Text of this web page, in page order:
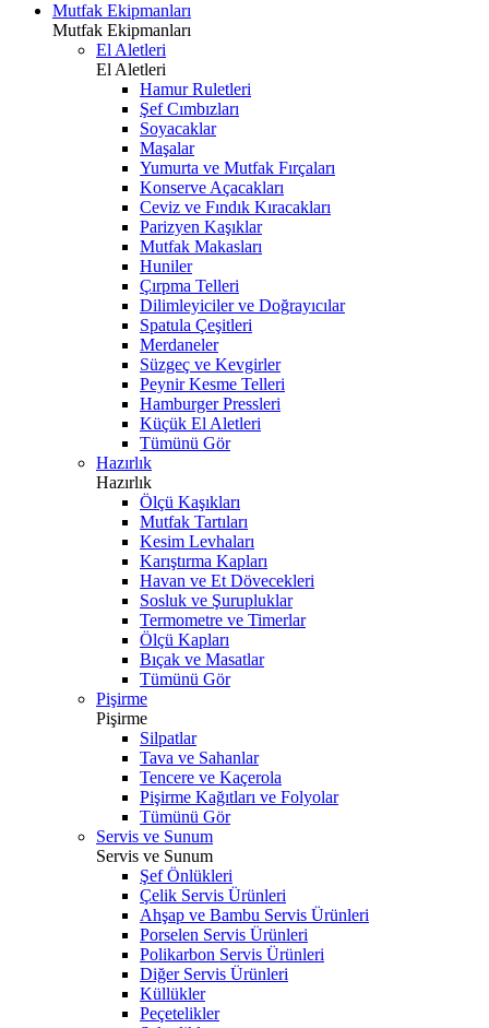
Mutfak Ekipmanları
Mutfak Ekipmanları
El Aletleri
El Aletleri
Hamur Ruletleri
Şef Cımbızları
Soyacaklar
Maşalar
Yumurta ve Mutfak Fırçaları
Konserve Açacakları
Ceviz ve Fındık Kıracakları
Parizyen Kaşıklar
Mutfak Makasları
Huniler
Çırpma Telleri
Dilimleyiciler ve Doğrayıcılar
Spatula Çeşitleri
Merdaneler
Süzgeç ve Kevgirler
Peynir Kesme Telleri
Hamburger Pressleri
Küçük El Aletleri
Tümünü Gör
Hazırlık
Hazırlık
Ölçü Kaşıkları
Mutfak Tartıları
Kesim Levhaları
Karıştırma Kapları
Havan ve Et Dövecekleri
Sosluk ve Şurupluklar
Termometre ve Timerlar
Ölçü Kapları
Bıçak ve Masatlar
Tümünü Gör
Pişirme
Pişirme
Silpatlar
Tava ve Sahanlar
Tencere ve Kaçerola
Pişirme Kağıtları ve Folyolar
Tümünü Gör
Servis ve Sunum
Servis ve Sunum
Şef Önlükleri
Çelik Servis Ürünleri
Ahşap ve Bambu Servis Ürünleri
Porselen Servis Ürünleri
Polikarbon Servis Ürünleri
Diğer Servis Ürünleri
Küllükler
Peçetelikler